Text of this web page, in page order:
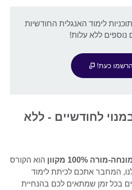
לימוד האנגלית החודשיות
נוספים ללא עלות!
הרשמו כעת!
לחודשיים - ללא
הוא הקורס
המחבר אתכם לכיתת לימוד
בת 10 תלמידים בכל זמן שמתאים לכם בהנחיית